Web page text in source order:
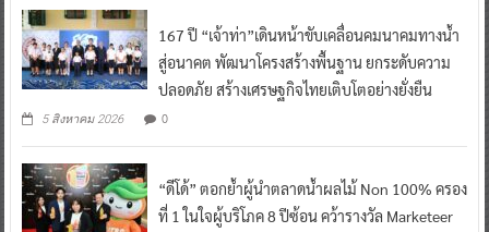
167 ปี “เจ้าท่า”เดินหน้าขับเคลื่อนคมนาคมทางน้ำ
สู่อนาคต พัฒนาโครงสร้างพื้นฐาน ยกระดับความ
ปลอดภัย สร้างเศรษฐกิจไทยเติบโตอย่างยั่งยืน
5 สิงหาคม 2026 0
“ดีโด้” ตอกย้ำผู้นำตลาดน้ำผลไม้ Non 100% ครอง
ที่ 1 ในใจผู้บริโภค 8 ปีซ้อน คว้ารางวัล Marketeer